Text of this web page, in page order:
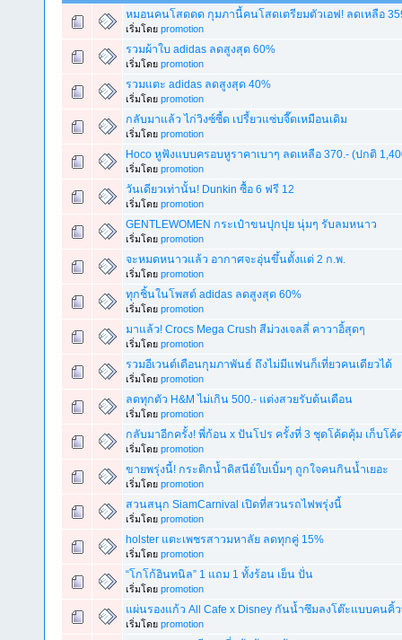
หมอนคนโสดดด กุมภานี้คนโสดเตรียมตัวเอฟ! ลดเหลือ
เริ่มโดย promotion
รวมผ้าใบ adidas ลดสูงสุด 60%
เริ่มโดย promotion
รวมแตะ adidas ลดสูงสุด 40%
เริ่มโดย promotion
กลับมาแล้ว ไก่วิงซ์ซี้ด เปรี้ยวแซ่บจี๊ดเหมือนเดิม
เริ่มโดย promotion
Hoco หูฟังแบบครอบหูราคาเบาๆ ลดเหลือ 370.- (ปกติ
เริ่มโดย promotion
วันเดียวเท่านั้น! Dunkin ซื้อ 6 ฟรี 12
เริ่มโดย promotion
GENTLEWOMEN กระเป๋าขนปุกปุย นุ่มๆ รับลมหนาว
เริ่มโดย promotion
จะหมดหนาวแล้ว อากาศจะอุ่นขึ้นตั้งแต่ 2 ก.พ.
เริ่มโดย promotion
ทุกชิ้นในโพสต์ adidas ลดสูงสุด 60%
เริ่มโดย promotion
มาแล้ว! Crocs Mega Crush สีม่วงเจลลี่ คาวาอิ้สุดๆ
เริ่มโดย promotion
รวมอีเวนต์เดือนกุมภาพันธ์ ถึงไม่มีแฟนก็เที่ยวคนเดียวได้
เริ่มโดย promotion
ลดทุกตัว H&M ไม่เกิน 500.- แต่งสวยรับต้นเดือน
เริ่มโดย promotion
กลับมาอีกครั้ง! พี่ก้อน x ปันโปร ครั้งที่ 3 ชุดโค้ดคุ้ม เก็บโค้
เริ่มโดย promotion
ขายพรุ่งนี้! กระติกน้ำดิสนีย์ใบเบิ้มๆ ถูกใจคนกินน้ำเยอะ
เริ่มโดย promotion
สวนสนุก SiamCarnival เปิดที่สวนรถไฟพรุ่งนี้
เริ่มโดย promotion
holster แตะเพชรสาวมหาลัย ลดทุกคู่ 15%
เริ่มโดย promotion
“โกโก้อินทนิล” 1 แถม 1 ทั้งร้อน เย็น ปั่น
เริ่มโดย promotion
แผ่นรองแก้ว All Cafe x Disney กันน้ำซึมลงโต๊ะแบบคนคิ้
เริ่มโดย promotion